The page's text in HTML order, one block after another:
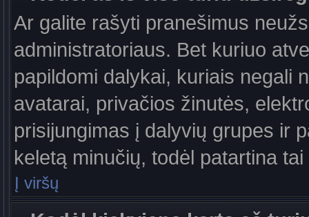
Ar galite rašyti pranešimus
administratoriaus. Bet kuriuo
papildomi dalykai, kuriais negali
avatarai, privačios žinutės,
prisijungimas į dalyvių grupes ir
keletą minučių, todėl patartina
Į viršų